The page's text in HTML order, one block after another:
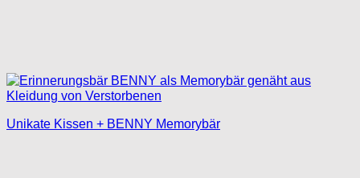
Unikate Kissen + BENNY Memorybär